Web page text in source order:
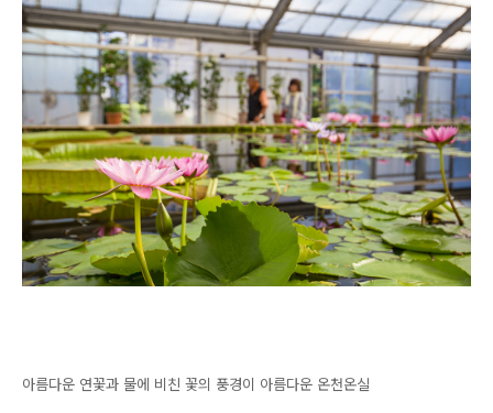
아름다운 연꽃과 물에 비친 꽃의 풍경이 아름다운 온천온실